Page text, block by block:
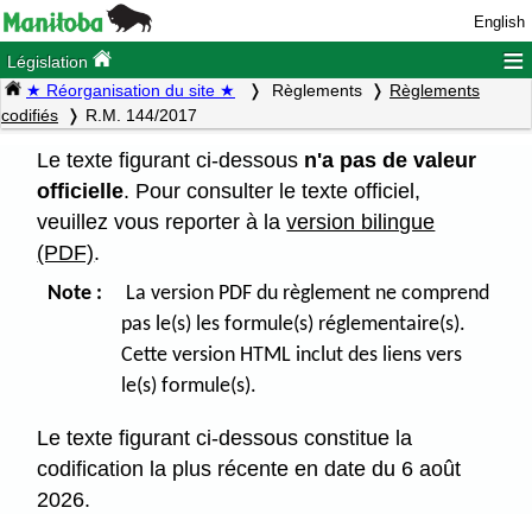
English
Législation ≡
★ Réorganisation du site ★ Règlements
Règlements
codifiés
R.M. 144/2017
Le texte figurant ci-dessous n'a pas de valeur
officielle. Pour consulter le texte officiel,
veuillez vous reporter à laversion bilingue
(PDF).
Note : La version PDF du règlement ne comprend
pas le(s) les formule(s) réglementaire(s).
Cette version HTML inclut des liens vers
le(s) formule(s).
Le texte figurant ci-dessous constitue la
codification la plus récente en date du 6 août
2026.